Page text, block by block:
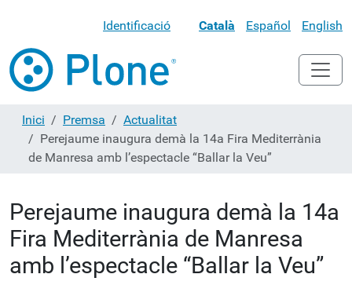
Identificació Català Español English
Inici Premsa
Actualitat
Perejaume inaugura demà la 14a Fira Mediterrània
de Manresa amb l’espectacle “Ballar la Veu”
Perejaume inaugura demà la 14a
Fira Mediterrània de Manresa
amb l’espectacle “Ballar la Veu”